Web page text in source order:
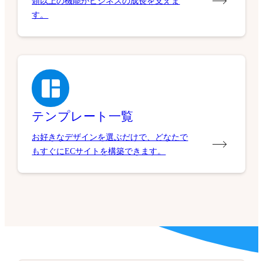
す。
テンプレート一覧
お好きなデザインを選ぶだけで、どなたで
もすぐにECサイトを構築できます。